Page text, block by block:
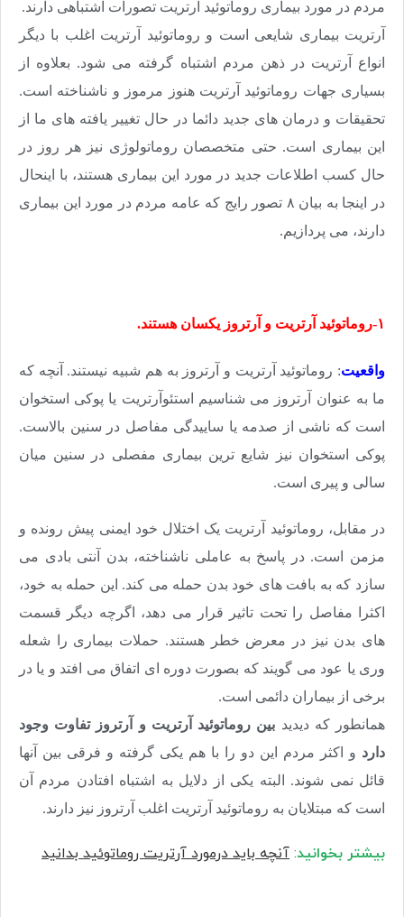
مردم در مورد بیماری روماتوئید آرتریت تصورات اشتباهی دارند.
آرتریت بیماری شایعی است و روماتوئید آرتریت اغلب با دیگر
انواع آرتریت در ذهن مردم اشتباه گرفته می شود. بعلاوه از
بسیاری جهات روماتوئید آرتریت هنوز مرموز و ناشناخته است.
تحقیقات و درمان های جدید دائما در حال تغییر یافته های ما از
این بیماری است. حتی متخصصان روماتولوژی نیز هر روز در
حال کسب اطلاعات جدید در مورد این بیماری هستند، با اینحال
در اینجا به بیان ۸ تصور رایج که عامه مردم در مورد این بیماری
دارند، می پردازیم.
۱-روماتوئید آرتریت و آرتروز یکسان هستند.
واقعیت: روماتوئید آرتریت و آرتروز به هم شبیه نیستند. آنچه که
ما به عنوان آرتروز می شناسیم استئوآرتریت یا پوکی استخوان
است که ناشی از صدمه یا ساییدگی مفاصل در سنین بالاست.
پوکی استخوان نیز شایع ترین بیماری مفصلی در سنین میان
سالی و پیری است.
در مقابل، روماتوئید آرتریت یک اختلال خود ایمنی پیش رونده و
مزمن است. در پاسخ به عاملی ناشناخته، بدن آنتی بادی می
سازد که به بافت های خود بدن حمله می کند. این حمله به خود،
اکثرا مفاصل را تحت تاثیر قرار می دهد، اگرچه دیگر قسمت
های بدن نیز در معرض خطر هستند. حملات بیماری را شعله
وری یا عود می گویند که بصورت دوره ای اتفاق می افتد و یا در
برخی از بیماران دائمی است.
همانطور که دیدید بین روماتوئید آرتریت و آرتروز تفاوت وجود
دارد و اکثر مردم این دو را با هم یکی گرفته و فرقی بین آنها
قائل نمی شوند. البته یکی از دلایل به اشتباه افتادن مردم آن
است که مبتلایان به روماتوئید آرتریت اغلب آرتروز نیز دارند.
بیشتر بخوانید: آنچه باید درمورد آرتریت روماتوئید بدانید